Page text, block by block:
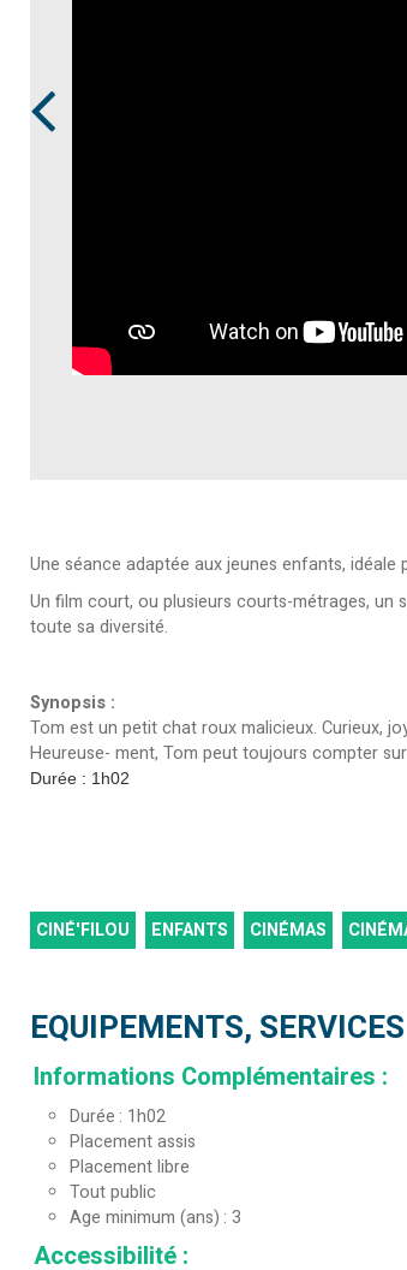
Une séance adaptée aux jeunes enfants,
Un film court, ou plusieurs courts-métrages, un
toute sa diversité.
Synopsis :
Tom est un petit chat roux malicieux. Curieux,
Heureuse- ment, Tom peut toujours compter
Durée : 1h02
CINÉ'FILOU ENFANTS CINÉMAS
EQUIPEMENTS, SERVICES
Informations Complémentaires :
Durée 1h02
Placement assis
Placement libre
Tout public
Age minimum (ans) 3
Accessibilité :